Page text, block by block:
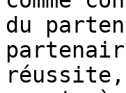
du
réussite,